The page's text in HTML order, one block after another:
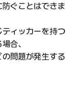
ぐことはできま
ィッカーを持つ
合、
問題が発生する